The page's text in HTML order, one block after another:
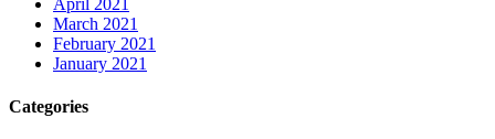
March 2021
February 2021
January 2021
Categories